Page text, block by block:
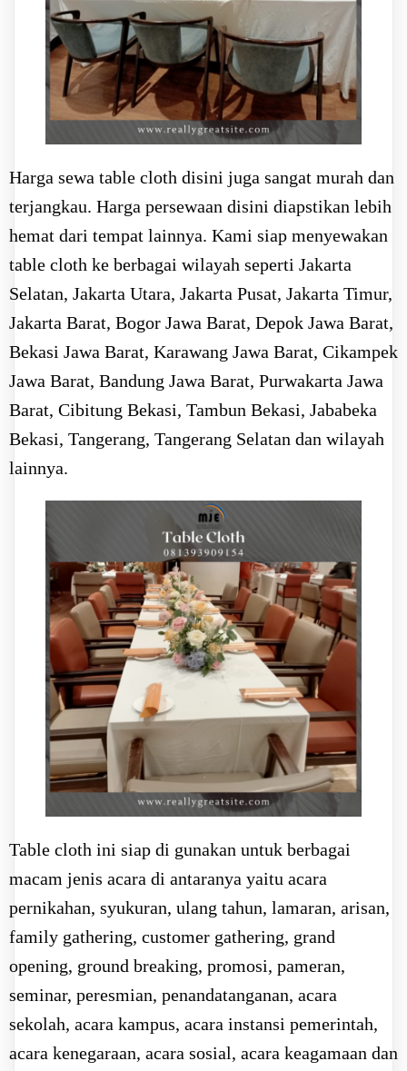
Harga sewa table cloth disini juga sangat murah dan
terjangkau. Harga persewaan disini diapstikan lebih
hemat dari tempat lainnya. Kami siap menyewakan
table cloth ke berbagai wilayah seperti Jakarta
Selatan, Jakarta Utara, Jakarta Pusat, Jakarta Timur,
Jakarta Barat, Bogor Jawa Barat, Depok Jawa Barat,
Bekasi Jawa Barat, Karawang Jawa Barat, Cikampek
Jawa Barat, Bandung Jawa Barat, Purwakarta Jawa
Barat, Cibitung Bekasi, Tambun Bekasi, Jababeka
Bekasi, Tangerang, Tangerang Selatan dan wilayah
lainnya.
Table cloth ini siap di gunakan untuk berbagai
macam jenis acara di antaranya yaitu acara
pernikahan, syukuran, ulang tahun, lamaran, arisan,
family gathering, customer gathering, grand
opening, ground breaking, promosi, pameran,
seminar, peresmian, penandatanganan, acara
sekolah, acara kampus, acara instansi pemerintah,
acara kenegaraan, acara sosial, acara keagamaan dan